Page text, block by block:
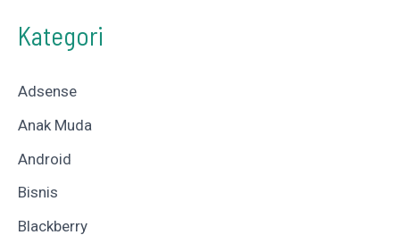
Kategori
Adsense
Anak Muda
Android
Bisnis
Blackberry